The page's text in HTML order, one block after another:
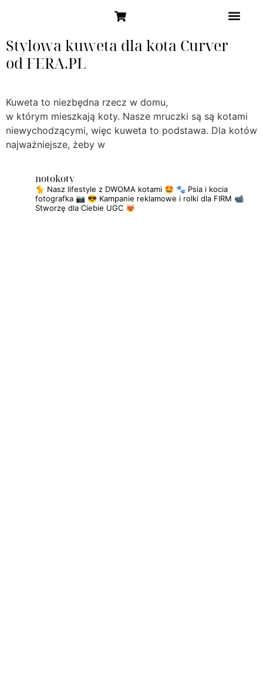
Stylowa kuweta dla kota Curver
od FERA.PL
Kuweta to niezbędna rzecz w domu,
w którym mieszkają koty. Nasze mruczki są są kotami
niewychodzącymi, więc kuweta to podstawa. Dla kotów
najważniejsze, żeby w
notokoty
🐈 Nasz lifestyle z DWOMA kotami 🤩 🐾 Psia i kocia
fotografka 📷 😎 Kampanie reklamowe i rolki dla FIRM 📹
Stworzę dla Ciebie UGC 😻